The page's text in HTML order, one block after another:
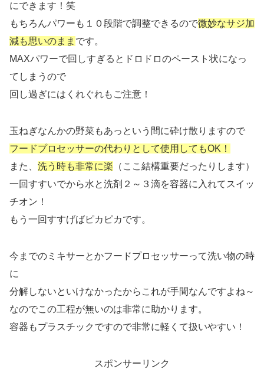
にできます！笑
もちろんパワーも１０段階で調整できるので微妙なサジ加
減も思いのまま です。
MAXパワーで回しすぎるとドロドロのペースト状になっ
てしまうので
回し過ぎにはくれぐれもご注意！
玉ねぎなんかの野菜もあっという間に砕け散りますので
フードプロセッサーの代わりとして使用してもOK！
また、 洗う時も非常に楽 （ここ結構重要だったりします）
一回すすいでから水と洗剤２～３滴を容器に入れてスイッ
チオン！
もう一回すすげばピカピカです。
今までのミキサーとかフードプロセッサーって洗い物の時
に
分解しないといけなかったからこれが手間なんですよね～
なのでこの工程が無いのは非常に助かります。
容器もプラスチックですので非常に軽くて扱いやすい！
スポンサーリンク